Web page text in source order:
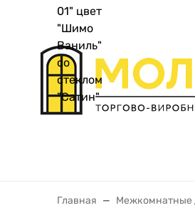
Как заказать двери
Главная Межкомнатные